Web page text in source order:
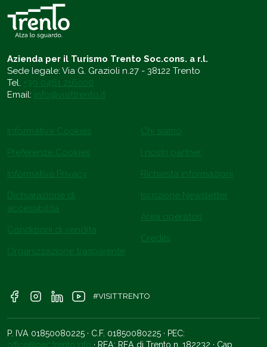
Azienda per il Turismo Trento Soc.cons. a r.l.
Sede legale: Via G. Grazioli n.27 - 38122 Trento
Tel. +39 0461 216000
Email: info@visittrento.it
Informativa Cookies
Preferenze Cookies
Informativa Privacy
Dichiarazione di
accessibilità
Condizioni di vendita
Organizzazione trasparente
Chi siamo
I nostri partner
Richiesta informazioni
Iscrizione Newsletter
Area operatori
Credits
#VISITTRENTO
P. IVA 01850080225 · C.F. 01850080225 · PEC:
office@pec.trento.info · REA: REA di Trento n. 182232 · Cap.